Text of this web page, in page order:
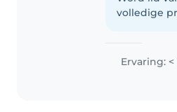
en oudere
volledige
Ervaring: <